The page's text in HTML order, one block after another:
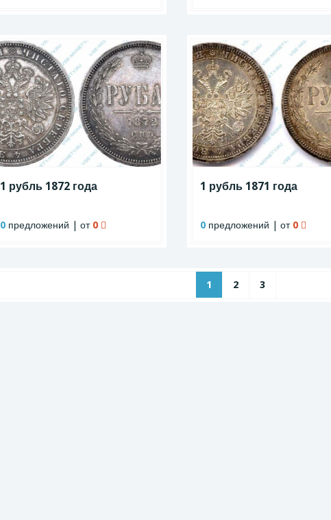
1 рубль 1872 года
0предложений | от 0
1 рубль 1871 года
0предложений | от 0
1 2 3